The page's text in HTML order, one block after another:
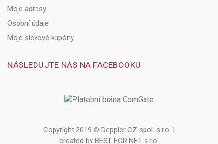
Moje adresy
Osobní údaje
Moje slevové kupóny
NÁSLEDUJTE NÁS NA FACEBOOKU
Copyright 2019 © Doppler CZ spol. s.r.o. |
created by BEST FOR NET s.r.o.